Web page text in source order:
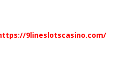
9lineslotscasino.com/